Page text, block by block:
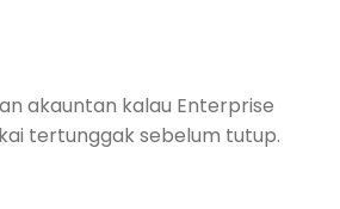
akauntan kalau Enterprise
tertunggak sebelum tutup.